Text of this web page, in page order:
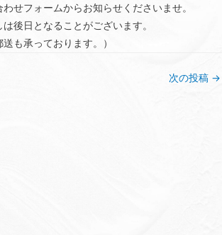
せフォームからお知らせくださいませ。
後日となることがございます。
も承っております。）
次の投稿 →